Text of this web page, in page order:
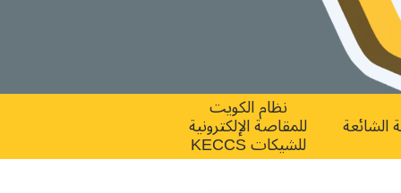
الشائعة
نظام ﺍﻟﻜﻮﻳﺖ
ﻟﻠﻤﻘﺎﺻﺔ ﺍﻹﻟﻜﺘﺮﻭﻧﻴﺔ
ﻟﻠﺸﻴﻜﺎﺕ KECCS